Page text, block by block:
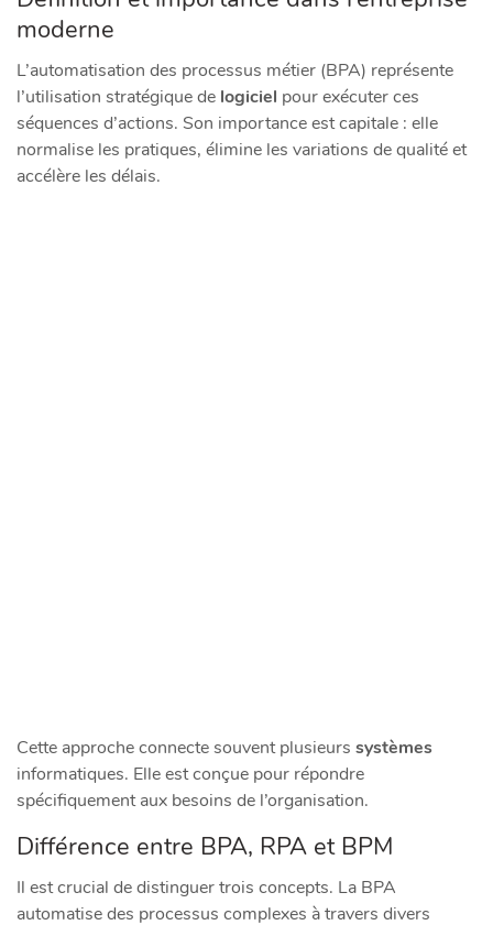
moderne
L’automatisation des processus métier (BPA) représente
l’utilisation stratégique de logiciel pour exécuter ces
séquences d’actions. Son importance est capitale : elle
normalise les pratiques, élimine les variations de qualité et
accélère les délais.
Cette approche connecte souvent plusieurs systèmes
informatiques. Elle est conçue pour répondre
spécifiquement aux besoins de l’organisation.
Différence entre BPA, RPA et BPM
Il est crucial de distinguer trois concepts. La BPA
automatise des processus complexes à travers divers